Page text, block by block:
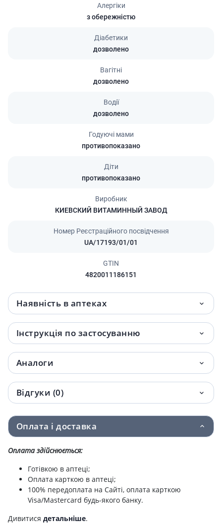
Алергіки
з обережністю
Діабетики
дозволено
Вагітні
дозволено
Водії
дозволено
Годуючі мами
противопоказано
Діти
противопоказано
Виробник
КИЕВСКИЙ ВИТАМИННЫЙ ЗАВОД
Номер Реєстраційного посвідчення
UA/17193/01/01
GTIN
4820011186151
Наявність в аптеках
Інструкція по застосуванню
Аналоги
Відгуки (0)
Оплата і доставка
Оплата здійснюється:
Готівкою в аптеці;
Оплата карткою в аптеці;
100% передоплата на Сайті, оплата карткою
Visa/Mastercard будь-якого банку.
Дивитися детальніше.